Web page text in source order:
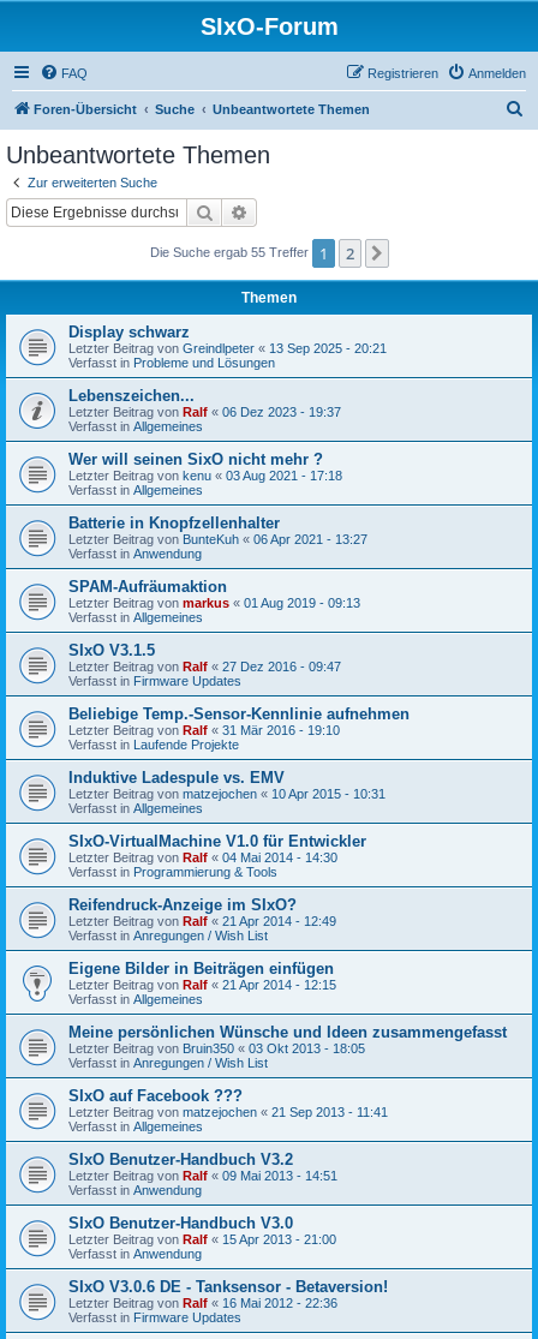
SIxO-Forum
FAQ Anmelden
Registrieren
Foren-Übersicht Suche Unbeantwortete Themen
Unbeantwortete Themen
Zur erweiterten Suche
Suche
Die Suche ergab 55 Treffer 1 2
Themen
Display schwarz
Letzter Beitrag von Greindlpeter « 13 Sep 2025 - 20:21
Verfasst in Probleme und Lösungen
Lebenszeichen...
Letzter Beitrag von Ralf « 06 Dez 2023 - 19:37
Verfasst in Allgemeines
Wer will seinen SixO nicht mehr ?
Letzter Beitrag von kenu « 03 Aug 2021 - 17:18
Verfasst in Allgemeines
Batterie in Knopfzellenhalter
Letzter Beitrag von BunteKuh « 06 Apr 2021 - 13:27
Verfasst in Anwendung
SPAM-Aufräumaktion
Letzter Beitrag von markus « 01 Aug 2019 - 09:13
Verfasst in Allgemeines
SIxO V3.1.5
Letzter Beitrag von Ralf « 27 Dez 2016 - 09:47
Verfasst in Firmware Updates
Beliebige Temp.-Sensor-Kennlinie aufnehmen
Letzter Beitrag von Ralf « 31 Mär 2016 - 19:10
Verfasst in Laufende Projekte
Induktive Ladespule vs. EMV
Letzter Beitrag von matzejochen « 10 Apr 2015 - 10:31
Verfasst in Allgemeines
SIxO-VirtualMachine V1.0 für Entwickler
Letzter Beitrag von Ralf « 04 Mai 2014 - 14:30
Verfasst in Programmierung & Tools
Reifendruck-Anzeige im SIxO?
Letzter Beitrag von Ralf « 21 Apr 2014 - 12:49
Verfasst in Anregungen / Wish List
Eigene Bilder in Beiträgen einfügen
Letzter Beitrag von Ralf « 21 Apr 2014 - 12:15
Verfasst in Allgemeines
Meine persönlichen Wünsche und Ideen zusammengefasst
Letzter Beitrag von Bruin350 « 03 Okt 2013 - 18:05
Verfasst in Anregungen / Wish List
SIxO auf Facebook ???
Letzter Beitrag von matzejochen « 21 Sep 2013 - 11:41
Verfasst in Allgemeines
SIxO Benutzer-Handbuch V3.2
Letzter Beitrag von Ralf « 09 Mai 2013 - 14:51
Verfasst in Anwendung
SIxO Benutzer-Handbuch V3.0
Letzter Beitrag von Ralf « 15 Apr 2013 - 21:00
Verfasst in Anwendung
SIxO V3.0.6 DE - Tanksensor - Betaversion!
Letzter Beitrag von Ralf « 16 Mai 2012 - 22:36
Verfasst in Firmware Updates